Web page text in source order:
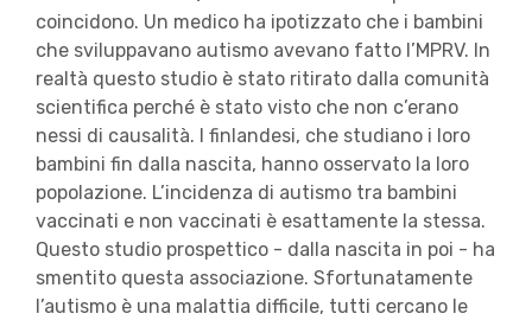
coincidono. Un medico ha ipotizzato che i bambini
che sviluppavano autismo avevano fatto l’MPRV. In
realtà questo studio è stato ritirato dalla comunità
scientifica perché è stato visto che non c’erano
nessi di causalità. I finlandesi, che studiano i loro
bambini fin dalla nascita, hanno osservato la loro
popolazione. L’incidenza di autismo tra bambini
vaccinati e non vaccinati è esattamente la stessa.
Questo studio prospettico - dalla nascita in poi - ha
smentito questa associazione. Sfortunatamente
l’autismo è una malattia difficile, tutti cercano le